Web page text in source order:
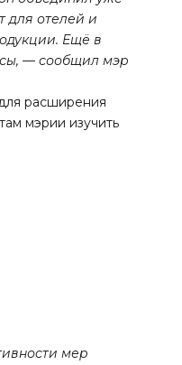
для отелей и
Ещё в
— сообщил мэр
расширения
мэрии изучить
мер